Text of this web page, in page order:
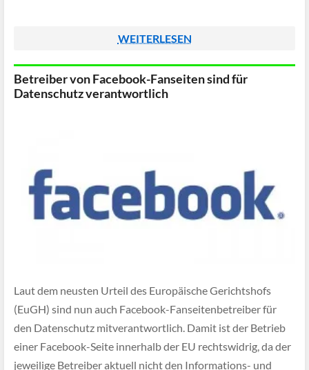
WEITERLESEN
Betreiber von Facebook-Fanseiten sind für
Datenschutz verantwortlich
Laut dem neusten Urteil des Europäische Gerichtshofs
(EuGH) sind nun auch Facebook-Fanseitenbetreiber für
den Datenschutz mitverantwortlich. Damit ist der Betrieb
einer Facebook-Seite innerhalb der EU rechtswidrig, da der
jeweilige Betreiber aktuell nicht den Informations- und